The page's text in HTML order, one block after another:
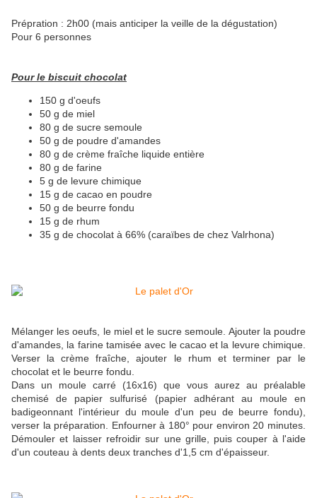
Prépration : 2h00 (mais anticiper la veille de la dégustation)
Pour 6 personnes
Pour le biscuit chocolat
150 g d'oeufs
50 g de miel
80 g de sucre semoule
50 g de poudre d'amandes
80 g de crème fraîche liquide entière
80 g de farine
5 g de levure chimique
15 g de cacao en poudre
50 g de beurre fondu
15 g de rhum
35 g de chocolat à 66% (caraïbes de chez Valrhona)
Mélanger les oeufs, le miel et le sucre semoule. Ajouter la poudre
d'amandes, la farine tamisée avec le cacao et la levure chimique.
Verser la crème fraîche, ajouter le rhum et terminer par le
chocolat et le beurre fondu.
Dans un moule carré (16x16) que vous aurez au préalable
chemisé de papier sulfurisé (papier adhérant au moule en
badigeonnant l'intérieur du moule d'un peu de beurre fondu),
verser la préparation. Enfourner à 180° pour environ 20 minutes.
Démouler et laisser refroidir sur une grille, puis couper à l'aide
d'un couteau à dents deux tranches d'1,5 cm d'épaisseur.